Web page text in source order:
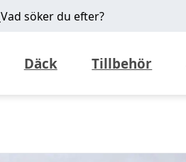
Vad söker du efter?
Däck Tillbehör